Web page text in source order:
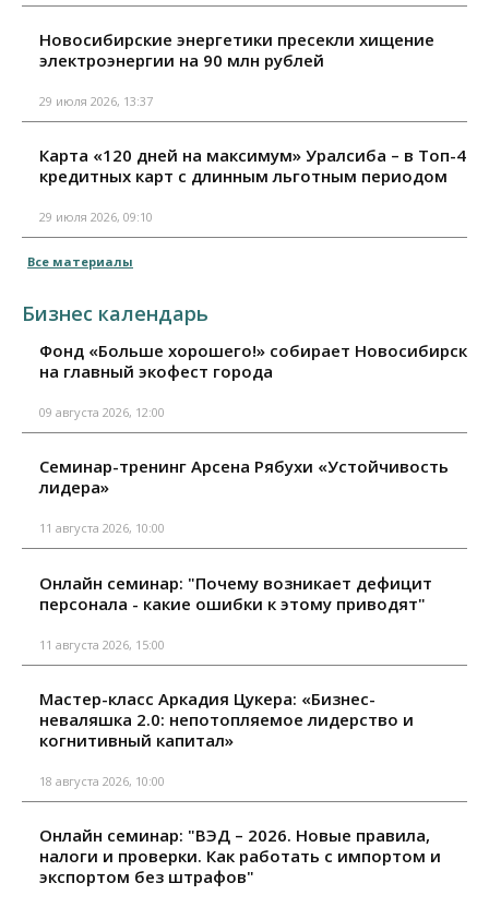
Новосибирские энергетики пресекли хищение
электроэнергии на 90 млн рублей
29 июля 2026, 13:37
Карта «120 дней на максимум» Уралсиба – в Топ-4
кредитных карт с длинным льготным периодом
29 июля 2026, 09:10
Все материалы
Бизнес календарь
Фонд «Больше хорошего!» собирает Новосибирск
на главный экофест города
09 августа 2026, 12:00
Семинар-тренинг Арсена Рябухи «Устойчивость
лидера»
11 августа 2026, 10:00
Онлайн семинар: "Почему возникает дефицит
персонала - какие ошибки к этому приводят"
11 августа 2026, 15:00
Мастер-класс Аркадия Цукера: «Бизнес-
неваляшка 2.0: непотопляемое лидерство и
когнитивный капитал»
18 августа 2026, 10:00
Онлайн семинар: "ВЭД – 2026. Новые правила,
налоги и проверки. Как работать с импортом и
экспортом без штрафов"